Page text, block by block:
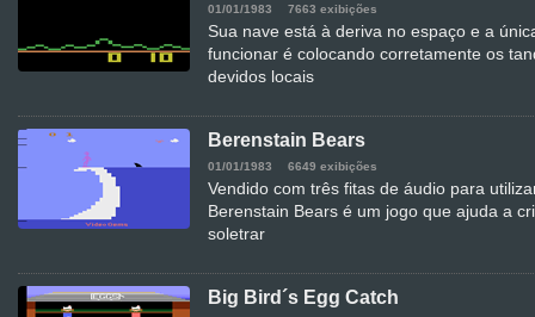
01/01/1983 7663 exibições
Sua nave está à deriva no espaço e a
funcionar é colocando corretamente os
devidos locais
Berenstain Bears
01/01/1983 6649 exibições
Vendido com três fitas de áudio para
Berenstain Bears é um jogo que ajuda a
soletrar
Big Bird´s Egg Catch